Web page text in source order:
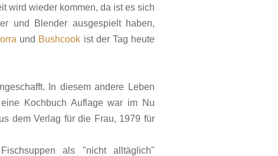
wird wieder kommen, da ist es sich
und Blender ausgespielt haben,
und Bushcook ist der Tag heute
In diesem andere Leben
Kochbuch Auflage war im Nu
dem Verlag für die Frau, 1979 für
als "nicht alltäglich"